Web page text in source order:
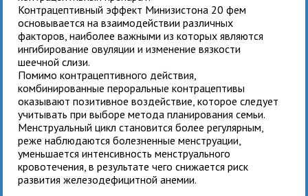
Контрацептивный эффект Минизистона 20 фем
основывается на взаимодействии различных
факторов, наиболее важными из которых являются
ингибирование овуляции и изменение вязкости
шеечной слизи.
Помимо контрацептивного действия,
комбинированные пероральные контрацептивы
оказывают позитивное воздействие, которое следует
учитывать при выборе метода планирования семьи.
Менструальный цикл становится более регулярным,
реже наблюдаются болезненные менструации,
уменьшается интенсивность менструального
кровотечения, в результате чего снижается риск
развития железодефицитной анемии.